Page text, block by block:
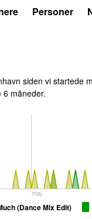
Personer
siden vi startede
6 måneder.
maj
(Dance Mix Edit)